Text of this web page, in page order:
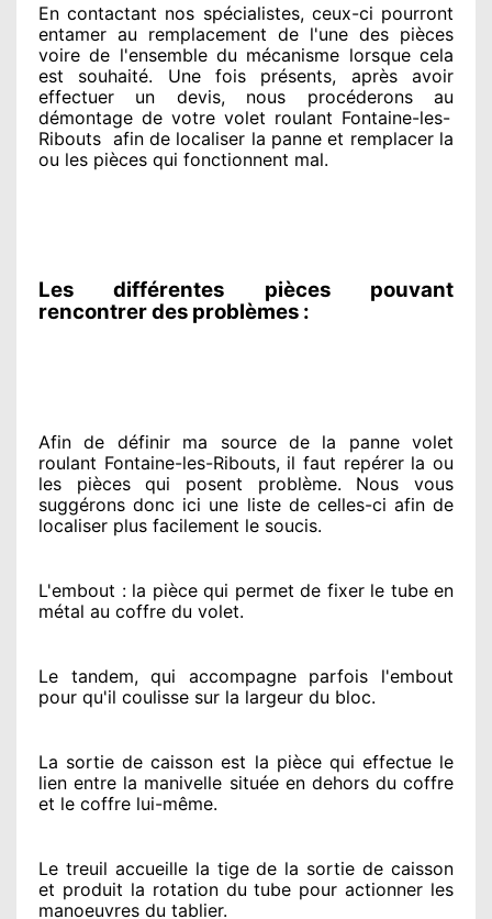
En contactant nos spécialistes, ceux-ci pourront
entamer au remplacement de l'une des pièces
voire de l'ensembledu mécanisme lorsque cela
est souhaité. Une fois présents, après avoir
effectuer un devis, nous procéderons au
démontage de votre volet roulant Fontaine-les-
Ribouts afin de localiser la panne et remplacerla
ou les pièces qui fonctionnent mal.
Les différentes pièces pouvant
rencontrer des problèmes :
Afin de définir ma sourcede la panne volet
roulant Fontaine-les-Ribouts, il faut repérerla ou
les pièces qui posent problème. Nous vous
suggérons donc ici une liste de celles-ci afin de
localiser plus facilement le soucis.
L'embout : la pièce qui permet de fixer le tube en
métal au coffre du volet.
Le tandem, qui accompagne parfois l'embout
pour qu'il coulisse sur la largeur du bloc.
La sortie de caisson est la pièce qui effectuele
lien entre la manivelle situéeen dehorsdu coffre
et le coffre lui-même.
Le treuil accueille la tige de la sortie de caisson
et produit la rotation du tube pour actionner les
manoeuvres du tablier.